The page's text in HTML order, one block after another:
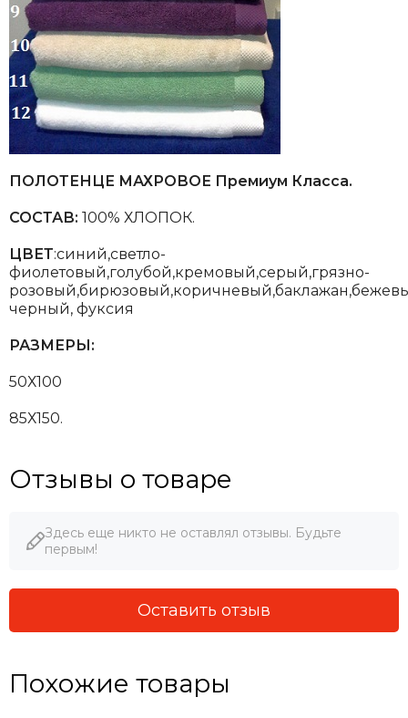
ПОЛОТЕНЦЕ МАХРОВОЕ Премиум Класса.
СОСТАВ: 100% ХЛОПОК.
ЦВЕТ:синий,светло-
фиолетовый,голубой,кремовый,серый,грязно-
черный, фуксия
РАЗМЕРЫ:
50Х100
85Х150.
Отзывы о товаре
Здесь еще никто не оставлял отзывы. Будьте
первым!
Оставить отзыв
Похожие товары